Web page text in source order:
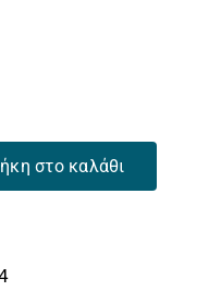
στο καλάθι